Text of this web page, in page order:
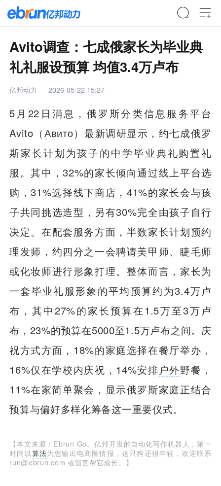
Avito调查：七成俄家长为毕业典
礼礼服设预算 均值3.4万卢布
亿邦动力 2026-05-22 15:27
5月22日消息，俄罗斯分类信息服务平台
Avito（Авито）最新调研显示，约七成俄罗
斯家长计划为孩子的中学毕业典礼购置礼
服。其中，32%的家长倾向通过线上平台选
购，31%选择线下商店，41%的家长会与孩
子共同挑选造型，另有30%完全由孩子自行
决定。在配套服务方面，半数家长计划预约
理发师，约四分之一会聘请美甲师、睫毛师
或化妆师进行形象打理。整体而言，家长为
一套毕业礼服形象的平均预算约为3.4万卢
布，其中27%的家长预算在1.5万至3万卢
布，23%的预算在5000至1.5万卢布之间。庆
祝方式方面，18%的家庭选择在餐厅举办，
16%仅在学校内庆祝，14%安排户外野餐，
11%在家简单聚会，显示俄罗斯家庭正结合
预算与偏好多样化筹备这一重要仪式。
【本文来源：Ebrun Go。亿邦开发的自动化写作机器人，第一
时间以 算法为您输出电商圈情报，这只狗还很年轻，欢迎联系
run@ebrun.com 或留言帮它成长。】